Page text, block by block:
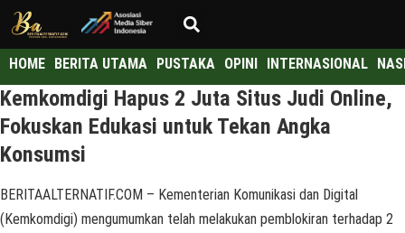
HOME BERITA UTAMA PUSTAKA OPINI INTERNASIONAL
Kemkomdigi Hapus 2 Juta Situs Judi Online,
Fokuskan Edukasi untuk Tekan Angka
Konsumsi
BERITAALTERNATIF.COM – Kementerian Komunikasi dan Digital
(Kemkomdigi) mengumumkan telah melakukan pemblokiran terhadap 2